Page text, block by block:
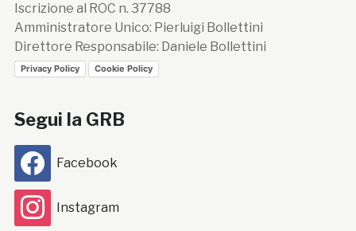
Iscrizione al ROC n. 37788
Amministratore Unico: Pierluigi Bollettini
Direttore Responsabile: Daniele Bollettini
Privacy Policy Cookie Policy
Segui la GRB
Facebook
Instagram